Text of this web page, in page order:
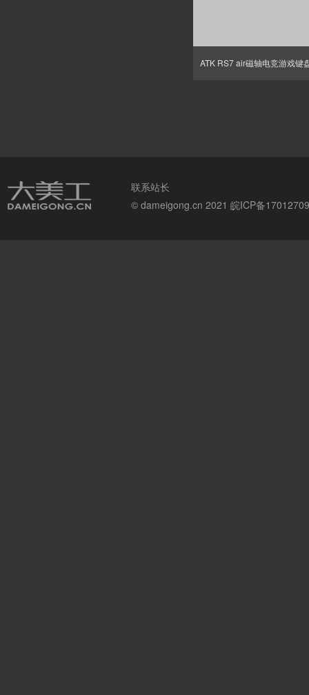
ATK RS7 air磁轴电竞游戏键
联系站长
© dameigong.cn 2021 皖ICP备